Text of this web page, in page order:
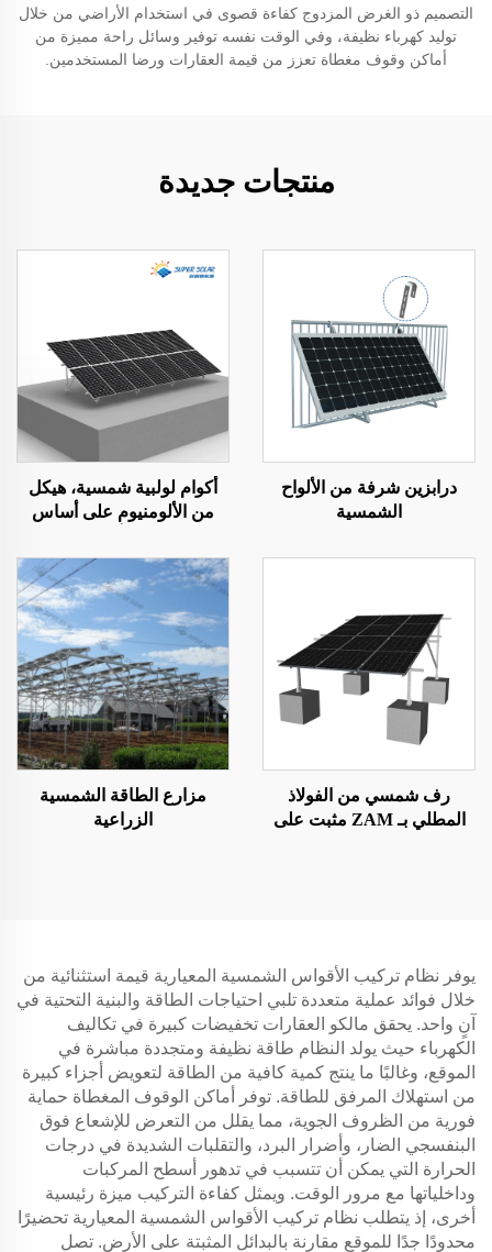
التصميم ذو الغرض المزدوج كفاءة قصوى في استخدام الأراضي من خلال
توليد كهرباء نظيفة، وفي الوقت نفسه توفير وسائل راحة مميزة من
أماكن وقوف مغطاة تعزز من قيمة العقارات ورضا المستخدمين.
منتجات جديدة
درابزين شرفة من الألواح
الشمسية
أكوام لولبية شمسية، هيكل
من الألومنيوم على أساس
رف شمسي من الفولاذ
المطلي بـ ZAM مثبت على
مزارع الطاقة الشمسية
الزراعية
يوفر نظام تركيب الأقواس الشمسية المعيارية قيمة استثنائية من
خلال فوائد عملية متعددة تلبي احتياجات الطاقة والبنية التحتية في
آنٍ واحد. يحقق مالكو العقارات تخفيضات كبيرة في تكاليف
الكهرباء حيث يولد النظام طاقة نظيفة ومتجددة مباشرة في
الموقع، وغالبًا ما ينتج كمية كافية من الطاقة لتعويض أجزاء كبيرة
من استهلاك المرفق للطاقة. توفر أماكن الوقوف المغطاة حماية
فورية من الظروف الجوية، مما يقلل من التعرض للإشعاع فوق
البنفسجي الضار، وأضرار البرد، والتقلبات الشديدة في درجات
الحرارة التي يمكن أن تتسبب في تدهور أسطح المركبات
وداخلياتها مع مرور الوقت. ويمثل كفاءة التركيب ميزة رئيسية
أخرى، إذ يتطلب نظام تركيب الأقواس الشمسية المعيارية تحضيرًا
محدودًا جدًا للموقع مقارنة بالبدائل المثبتة على الأرض. تصل